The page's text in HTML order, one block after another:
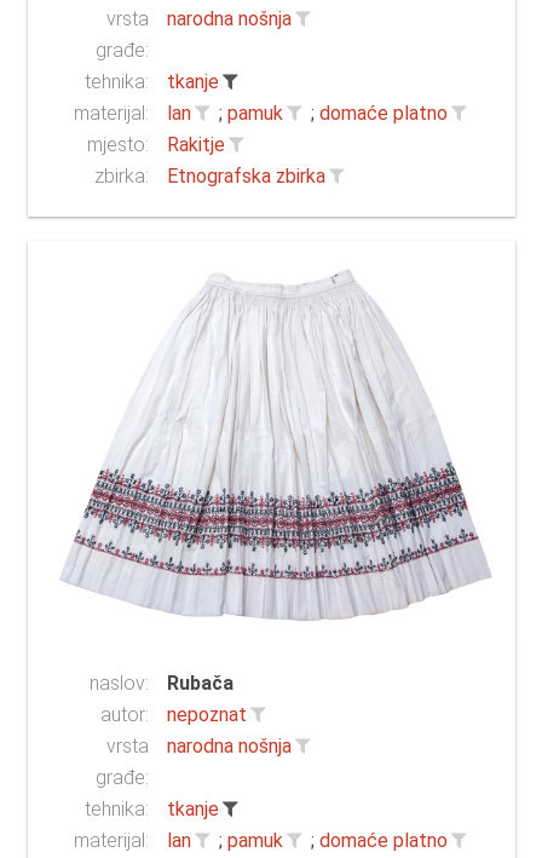
vrsta
građe:
narodna nošnja
tehnika:
tkanje
materijal:
lan ; pamuk ; domaće platno
mjesto:
Rakitje
zbirka:
Etnografska zbirka
naslov:
Rubača
autor:
nepoznat
vrsta
građe:
narodna nošnja
tehnika:
tkanje
materijal:
lan ; pamuk ; domaće platno